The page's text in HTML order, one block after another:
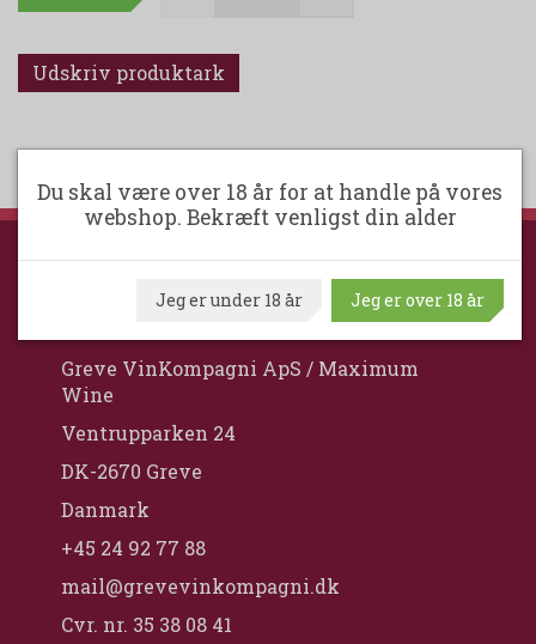
Udskriv produktark
GREVE VINKOMPAGNI
Greve VinKompagni ApS / Maximum
Wine
Ventrupparken 24
DK-2670 Greve
Danmark
+45 24 92 77 88
mail@grevevinkompagni.dk
Cvr. nr. 35 38 08 41
Du skal være over 18 år for at handle på vores
webshop. Bekræft venligst din alder
Jeg er under 18 år Jeg er over 18 år